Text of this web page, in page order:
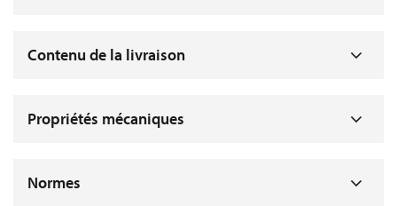
Contenu de la livraison
Propriétés mécaniques
Normes